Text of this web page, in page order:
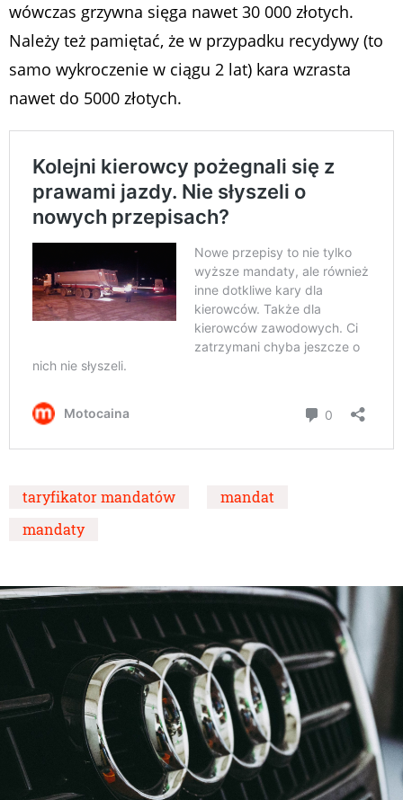
wówczas grzywna sięga nawet 30 000 złotych.
Należy też pamiętać, że w przypadku recydywy (to
samo wykroczenie w ciągu 2 lat) kara wzrasta
nawet do 5000 złotych.
taryfikator mandatów
mandat
mandaty